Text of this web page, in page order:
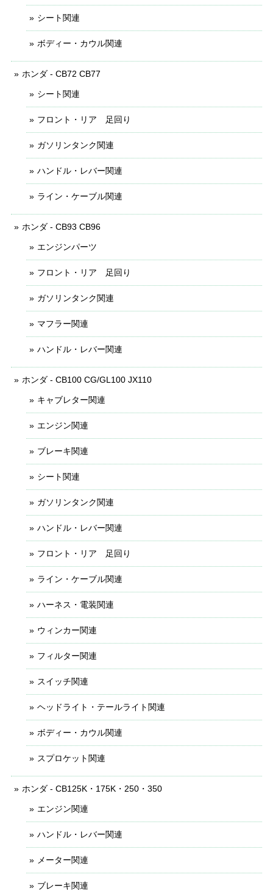
シート関連
ボディー・カウル関連
ホンダ - CB72 CB77
シート関連
フロント・リア 足回り
ガソリンタンク関連
ハンドル・レバー関連
ライン・ケーブル関連
ホンダ - CB93 CB96
エンジンパーツ
フロント・リア 足回り
ガソリンタンク関連
マフラー関連
ハンドル・レバー関連
ホンダ - CB100 CG/GL100 JX110
キャブレター関連
エンジン関連
ブレーキ関連
シート関連
ガソリンタンク関連
ハンドル・レバー関連
フロント・リア 足回り
ライン・ケーブル関連
ハーネス・電装関連
ウィンカー関連
フィルター関連
スイッチ関連
ヘッドライト・テールライト関連
ボディー・カウル関連
スプロケット関連
ホンダ - CB125K・175K・250・350
エンジン関連
ハンドル・レバー関連
メーター関連
ブレーキ関連